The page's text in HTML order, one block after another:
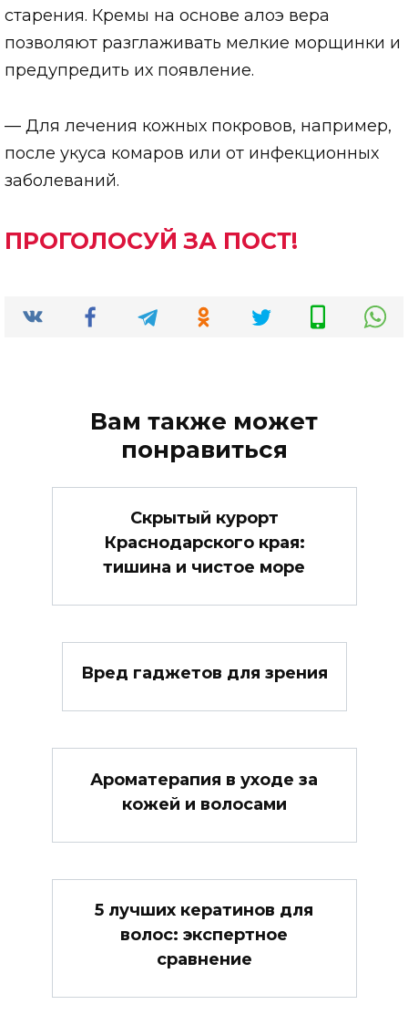
старения. Кремы на основе алоэ вера
позволяют разглаживать мелкие морщинки и
предупредить их появление.
— Для лечения кожных покровов, например,
после укуса комаров или от инфекционных
заболеваний.
ПРОГОЛОСУЙ ЗА ПОСТ!
Вам также может
понравиться
Скрытый курорт
Краснодарского края:
тишина и чистое море
Вред гаджетов для зрения
Ароматерапия в уходе за
кожей и волосами
5 лучших кератинов для
волос: экспертное
сравнение